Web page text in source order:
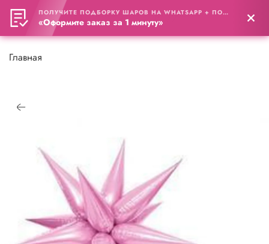
0
Главная
ПОЛУЧИТЕ ПОДБОРКУ ШАРОВ НА WHATSAPP + ПОДАРОК
«Оформите заказ за 1 минуту»